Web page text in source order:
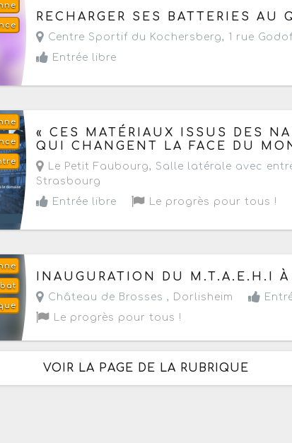
Le samedi 22 août 2026 de 14h30 à 16h30
RECHARGER SES BATTERIES AU
Centre Sportif du Kochersberg, 1 rue
Entrée libre
Le samedi 29 août 2026 de 16h à 18h
« CES MATÉRIAUX ISSUS DES
QUI CHANGENT LA FACE DU
Le Petit Faubourg, Salle latérale avec
Strasbourg
Entrée libre
Le progrès pour tous !
Le samedi 26 septembre 2026 de 16h30 à
INAUGURATION DU M.T.A.E.H.I À
Château de Brosses , Dorlisheim
Le progrès pour tous !
VOIR LA PAGE DE LA RUBRIQUE